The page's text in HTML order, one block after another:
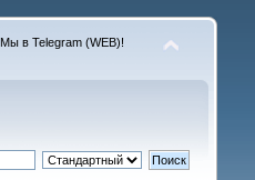
Мы в Telegram (WEB)!